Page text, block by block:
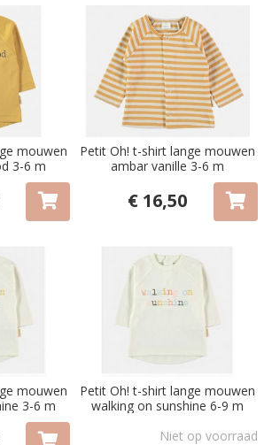
mouwen
3-6 m
Petit Oh! t-shirt lange mouwen
ambar vanille 3-6 m
€ 16,50
mouwen
3-6 m
Petit Oh! t-shirt lange mouwen
walking on sunshine 6-9 m
Niet op voorraad